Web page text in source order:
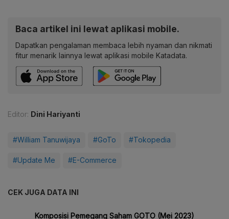
Baca artikel ini lewat aplikasi mobile.
Dapatkan pengalaman membaca lebih nyaman dan nikmati
fitur menarik lainnya lewat aplikasi mobile Katadata.
Editor: Dini Hariyanti
#William Tanuwijaya #GoTo #Tokopedia
#Update Me #E-Commerce
CEK JUGA DATA INI